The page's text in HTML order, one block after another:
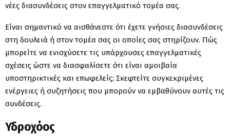
νέες διασυνδέσεις στον επαγγελματικό τομέα σας.
Είναι σημαντικό να αισθάνεστε ότι έχετε γνήσιες διασυνδέσεις
στη δουλειά ή στον τομέα σας οι οποίες σας στηρίζουν. Πώς
μπορείτε να ενισχύσετε τις υπάρχουσες επαγγελματικές
σχέσεις ώστε να διασφαλίσετε ότι είναι αμοιβαία
υποστηρικτικές και επωφελείς; Σκεφτείτε συγκεκριμένες
ενέργειες ή συζητήσεις που μπορούν να εμβαθύνουν αυτές τις
συνδέσεις.
Υδροχόος